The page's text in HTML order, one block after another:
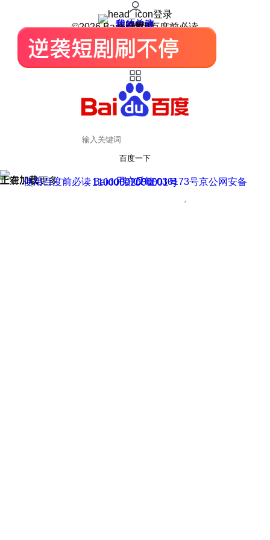
登录
我的关注
我的收藏
皮肤中心
用户反馈
设置
©2026 Baidu 使用百度前必读
百度一下
正在加载
上滑加载更多 用户反馈
使用百度前必读 Baidu 京ICP证030173号
京公网安备11000002000001号